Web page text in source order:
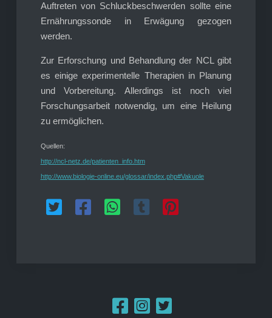
Auftreten von Schluckbeschwerden sollte eine
Ernährungssonde in Erwägung gezogen
werden.
Zur Erforschung und Behandlung der NCL gibt
es einige experimentelle Therapien in Planung
und Vorbereitung. Allerdings ist noch viel
Forschungsarbeit notwendig, um eine Heilung
zu ermöglichen.
Quellen:
http://ncl-netz.de/patienten_info.htm
http://www.biologie-online.eu/glossar/index.php#Vakuole